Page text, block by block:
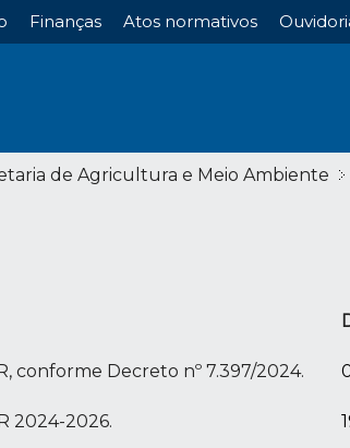
Finanças Atos normativos
de Agricultura e Meio Ambiente
conforme Decreto nº 7.397/2024.
2024-2026.